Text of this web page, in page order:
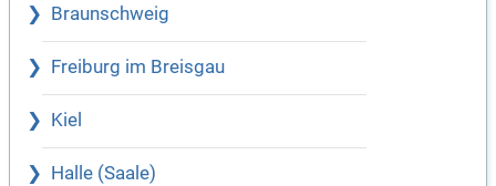
Braunschweig
Freiburg im Breisgau
Kiel
Halle (Saale)